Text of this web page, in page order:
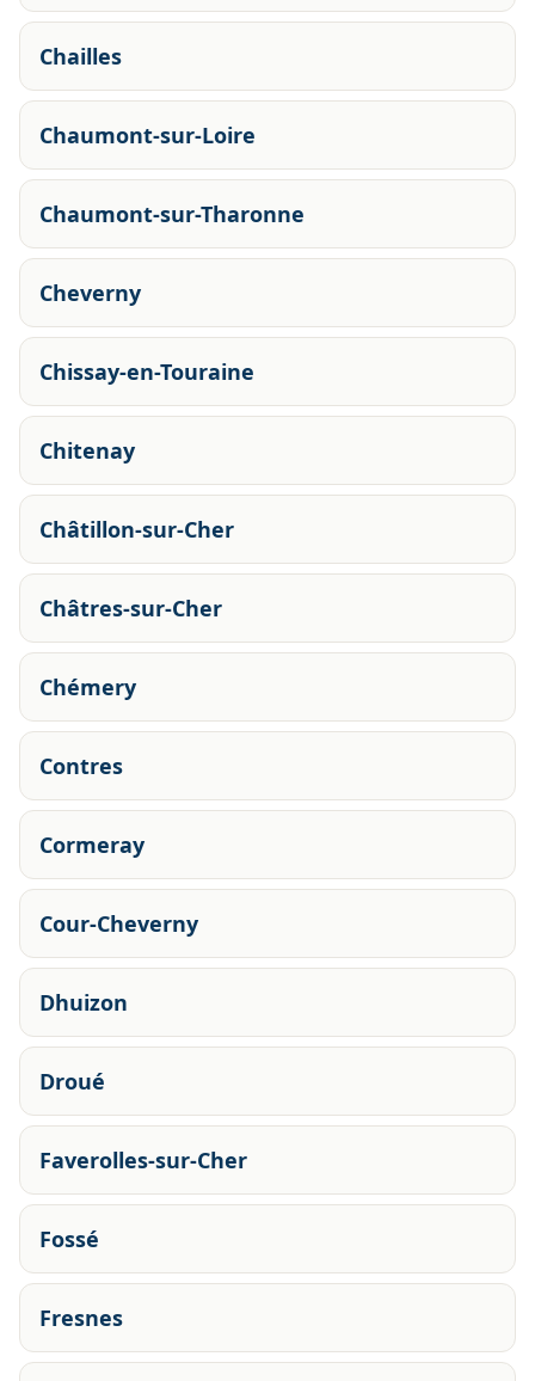
Chailles
Chaumont-sur-Loire
Chaumont-sur-Tharonne
Cheverny
Chissay-en-Touraine
Chitenay
Châtillon-sur-Cher
Châtres-sur-Cher
Chémery
Contres
Cormeray
Cour-Cheverny
Dhuizon
Droué
Faverolles-sur-Cher
Fossé
Fresnes